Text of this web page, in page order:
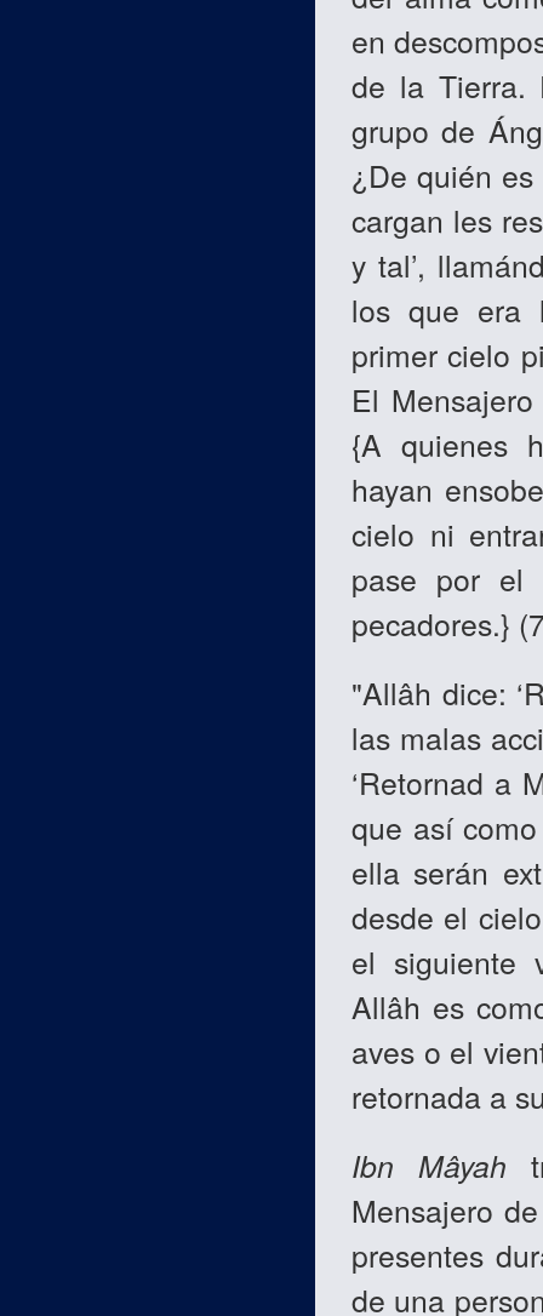
en
de la Tierra.
grupo de
¿De quién
cargan les
y tal’,
los que era
primer cielo
El
{A quienes
hayan
cielo ni
pase por el
pecadores.}
"Allâh dice:
las malas
‘Retornad a
que así
ella serán
desde el
el siguiente
Allâh es
aves o el
retornada a
Ibn Mâyah
Mensajero
presentes
de una